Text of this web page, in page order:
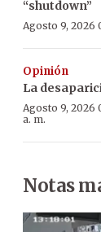
“shutdown”
Agosto 9, 2026
Opinión
La
Agosto 9, 2026
a. m.
Notas